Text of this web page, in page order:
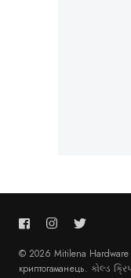
© 2026 Mitilena Hardware
криптогаманець. કોલ્ડ